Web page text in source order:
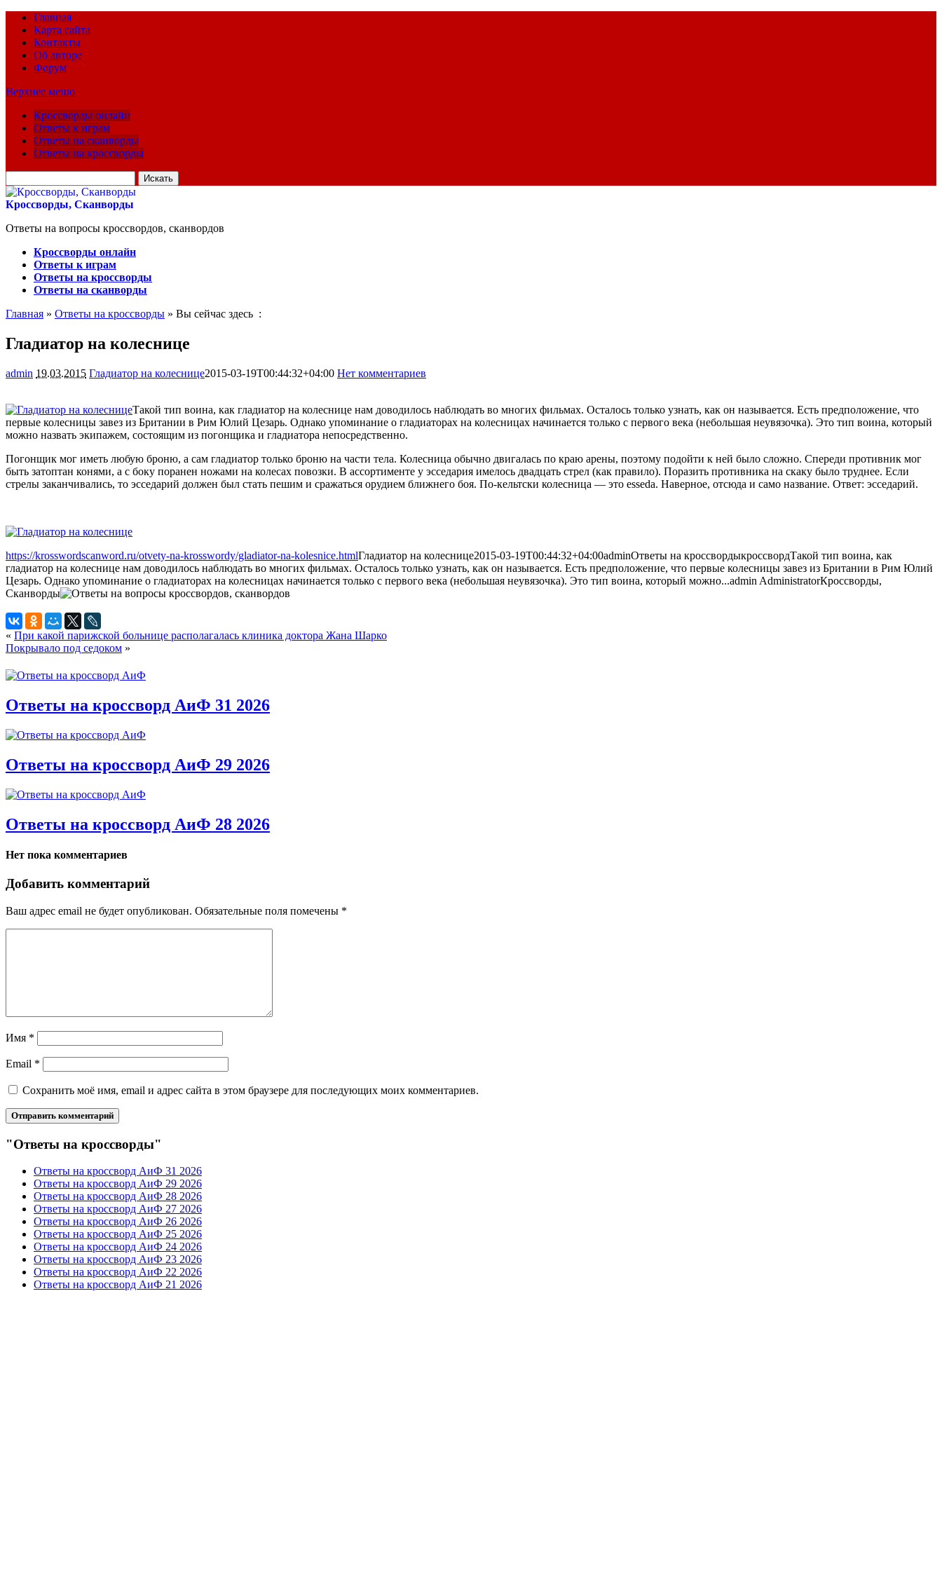
Главная
Карта сайта
Контакты
Об авторе
Форум
Верхнее меню
Кроссворды онлайн
Ответы к играм
Ответы на сканворды
Ответы на кроссворды
для:
Кроссворды, Сканворды
Ответы на вопросы кроссвордов, сканвордов
Кроссворды онлайн
Ответы к играм
Ответы на кроссворды
Ответы на сканворды
Главная » Ответы на кроссворды » Вы сейчас здесь :
Гладиатор на колеснице
admin 19.03.2015 Гладиатор на колеснице2015-03-19T00:44:32+04:00 Нет комментариев
Такой тип воина, как гладиатор на колеснице нам доводилось наблюдать во многих фильмах. Осталось только узнать, как он называется. Есть предположение, что
первые колесницы завез из Британии в Рим Юлий Цезарь. Однако упоминание о гладиаторах на колесницах начинается только с первого века (небольшая неувязочка). Это тип воина, который
можно назвать экипажем, состоящим из погонщика и гладиатора непосредственно.
Погонщик мог иметь любую броню, а сам гладиатор только броню на части тела. Колесница обычно двигалась по краю арены, поэтому подойти к ней было сложно. Спереди противник мог
быть затоптан конями, а с боку поранен ножами на колесах повозки. В ассортименте у эсседария имелось двадцать стрел (как правило). Поразить противника на скаку было труднее. Если
стрелы заканчивались, то эсседарий должен был стать пешим и сражаться орудием ближнего боя. По-кельтски колесница — это esseda. Наверное, отсюда и само название. Ответ: эсседарий.
https://krosswordscanword.ru/otvety-na-krosswordy/gladiator-na-kolesnice.htmlГладиатор на колеснице2015-03-19T00:44:32+04:00adminОтветы на кроссвордыкроссвордТакой тип воина, как
гладиатор на колеснице нам доводилось наблюдать во многих фильмах. Осталось только узнать, как он называется. Есть предположение, что первые колесницы завез из Британии в Рим Юлий
Цезарь. Однако упоминание о гладиаторах на колесницах начинается только с первого века (небольшая неувязочка). Это тип воина, который можно...admin AdministratorКроссворды,
Сканворды
« При какой парижской больнице располагалась клиника доктора Жана Шарко
Покрывало под седоком »
Ответы на кроссворд АиФ 31 2026
Ответы на кроссворд АиФ 29 2026
Ответы на кроссворд АиФ 28 2026
Нет пока комментариев
Добавить комментарий
Ваш адрес email не будет опубликован. Обязательные поля помечены *
Имя *
Email *
Сохранить моё имя, email и адрес сайта в этом браузере для последующих моих комментариев.
"Ответы на кроссворды"
Ответы на кроссворд АиФ 31 2026
Ответы на кроссворд АиФ 29 2026
Ответы на кроссворд АиФ 28 2026
Ответы на кроссворд АиФ 27 2026
Ответы на кроссворд АиФ 26 2026
Ответы на кроссворд АиФ 25 2026
Ответы на кроссворд АиФ 24 2026
Ответы на кроссворд АиФ 23 2026
Ответы на кроссворд АиФ 22 2026
Ответы на кроссворд АиФ 21 2026